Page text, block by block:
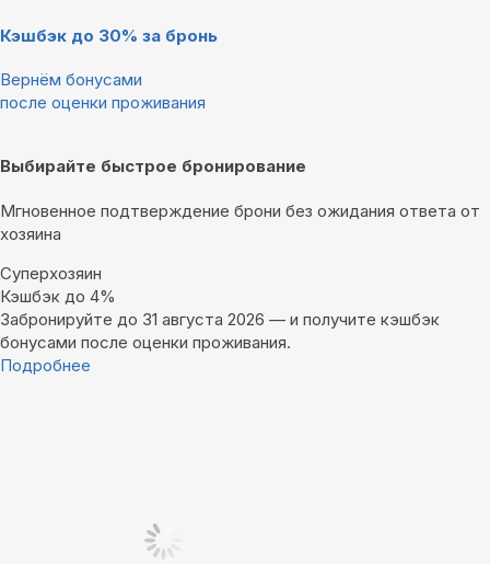
Кэшбэк до 30% за бронь
Вернём бонусами
после оценки проживания
Выбирайте быстрое бронирование
Мгновенное подтверждение брони без ожидания ответа от
хозяина
Суперхозяин
Кэшбэк до 4%
Забронируйте до 31 августа 2026 — и получите кэшбэк
бонусами после оценки проживания.
Подробнее